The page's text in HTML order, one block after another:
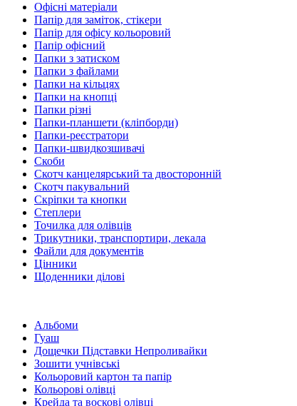
Офісні матеріали
Папір для заміток, стікери
Папір для офісу кольоровий
Папір офісний
Папки з затиском
Папки з файлами
Папки на кільцях
Папки на кнопці
Папки різні
Папки-планшети (кліпборди)
Папки-реєстратори
Папки-швидкозшивачі
Скоби
Скотч канцелярський та двосторонній
Скотч пакувальний
Скріпки та кнопки
Степлери
Точилка для олівців
Трикутники, транспортири, лекала
Файли для документів
Цінники
Щоденники ділові
Альбоми
Гуаш
Дощечки Підставки Непроливайки
Зошити учнівські
Кольоровий картон та папір
Кольорові олівці
Крейда та воскові олівці